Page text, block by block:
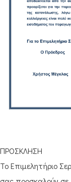
ΠΡΟΣΚΛΗΣΗ
Το Επιμελητήριο